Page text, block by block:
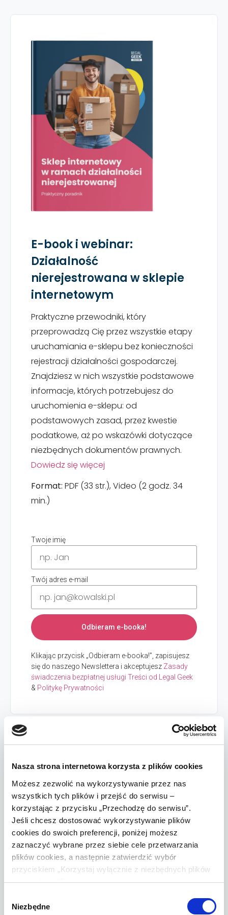
Nasza strona internetowa korzysta z plików cookies
Możesz zezwolić na wykorzystywanie przez nas
wszystkich tych plików i przejść do serwisu –
korzystając z przycisku „Przechodzę do serwisu”.
Jeśli chcesz dostosować wykorzystywanie plików
cookies do swoich preferencji, poniżej możesz
zaznaczyć wybrane przez siebie cele przetwarzania
plików cookies, a następnie zatwierdzić wybór
przyciskiem „Korzystaj wyłącznie z niezbędnych plików
cookies” lub "Zezwalam na wybrane".
zgody
Niezbędne
E-book i webinar:
Działalność
nierejestrowana w sklepie
internetowym
Praktyczne przewodniki, który
przeprowadzą Cię przez wszystkie etapy
uruchamiania e-sklepu bez konieczności
rejestracji działalności gospodarczej.
Znajdziesz w nich wszystkie podstawowe
informacje, których potrzebujesz do
uruchomienia e-sklepu: od
podstawowych zasad, przez kwestie
podatkowe, aż po wskazówki dotyczące
niezbędnych dokumentów prawnych.
Dowiedz się więcej
Format: PDF (33 str.), Video (2 godz. 34
min.)
Twoje imię
Twój adres e-mail
Odbieram e-booka!
Klikając przycisk „Odbieram e-booka!”, zapisujesz
się do naszego Newslettera i akceptujesz Zasady
świadczenia bezpłatnej usługi Treści od Legal Geek
& Politykę Prywatności
Jeśli musisz zarejestrować
się do VAT…
Bez zwolnienia z VAT sytuacja jest nieco trudniejsza.
Powiedzmy, że zakupy zrobił u Ciebie
przedsiębiorca. W tym przypadku
musisz
wystawić mu fakturę– taki kupujący nie musi Cię
nawet o to prosić.
Kolejnym utrudnieniem jest to, że faktura, którą
musisz w tym scenariuszu wystawić, to faktura VAT
– a więc bardziej złożona od tej, którą wystawiają
sprzedawcy zwolnieni z VAT.